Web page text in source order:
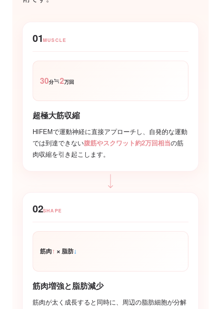
01MUSCLE
30分≒2万回
超極大筋収縮
HIFEMで運動神経に直接アプローチし、自発的な運動
では到達できない腹筋やスクワット約2万回相当の筋
肉収縮を引き起こします。
02SHAPE
筋肉↑ × 脂肪↓
筋肉増強と脂肪減少
筋肉が太く成長すると同時に、周辺の脂肪細胞が分解